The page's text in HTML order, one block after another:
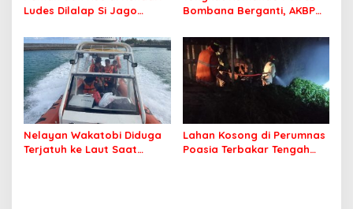
Ludes Dilalap Si Jago
Bombana Berganti, AKBP
Kepolisian Bombana
Nelayan Wakatobi Diduga
Terjatuh ke Laut Saat
Lahan Kosong di Perumnas
Poasia Terbakar Tengah